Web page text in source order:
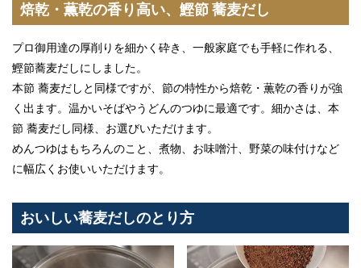
焙乾・薫乾の香り高い、鰹節 蕎麦だし
プロ御用達の厚削りを細かく砕き、一般家庭でも手軽に作れる、
鰹節蕎麦だしにしました。
本節 蕎麦だしと同様ですが、節の特性から焙乾・薫乾の香りが強
く出ます。温かいそばやうどんのつゆに最適です。細かさは、本
節 蕎麦だし同様、お選びいただけます。
めんつゆはもちろんのこと、煮物、お味噌汁、野菜の味付けなど
に幅広くお使いいただけます。
おいしい蕎麦だしのとり方